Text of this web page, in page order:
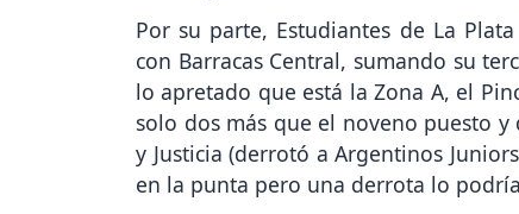
Por su parte, Estudiantes de La
con Barracas Central, sumando su
lo apretado que está la Zona A, el
solo dos más que el noveno puesto
y Justicia (derrotó a Argentinos
en la punta pero una derrota lo